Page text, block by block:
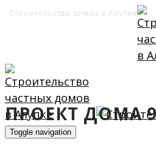
Строительство домов в Алупке
Toggle navigation
ПРОЕКТ ДОМА